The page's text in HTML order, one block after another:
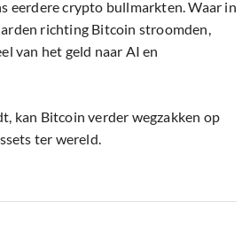
eerdere crypto bullmarkten. Waar in
richting Bitcoin stroomden,
van het geld naar AI en
kan Bitcoin verder wegzakken op
ter wereld.